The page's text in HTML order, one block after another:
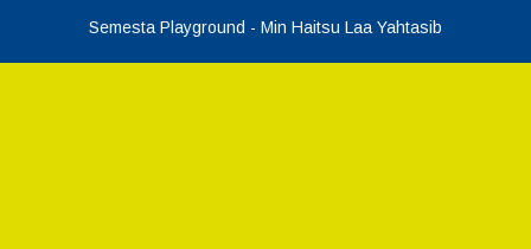
Semesta Playground - Min Haitsu Laa Yahtasib